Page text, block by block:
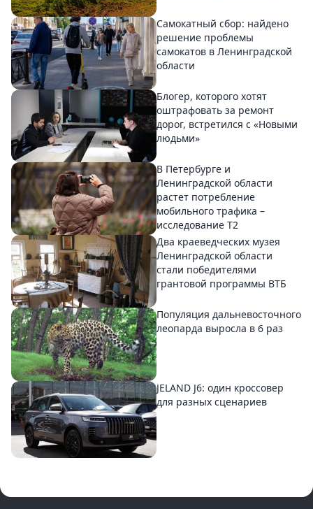
Самокатный сбор: найдено
решение проблемы
самокатов в Ленинградской
области
Блогер, которого хотят
оштрафовать за ремонт
дорог, встретился с «Новыми
людьми»
В Петербурге и
Ленинградской области
растет потребление
мобильного трафика –
исследование T2
Два краеведческих музея
Ленинградской области
стали победителями
грантовой программы ВТБ
Популяция дальневосточного
леопарда выросла в 6 раз
JELAND J6: один кроссовер
для разных сценариев